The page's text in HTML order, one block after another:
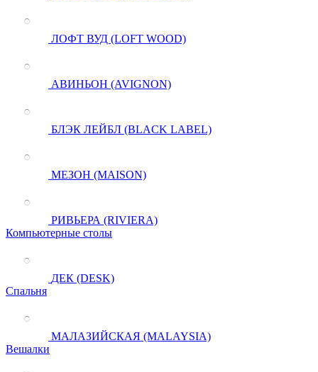
ЛОФТ ВУД (LOFT WOOD)
АВИНЬОН (AVIGNON)
БЛЭК ЛЕЙБЛ (BLACK LABEL)
МЕЗОН (MAISON)
РИВЬЕРА (RIVIERA)
Компьютерные столы
ДЕК (DESK)
Спальня
МАЛАЗИЙСКАЯ (MALAYSIA)
Вешалки